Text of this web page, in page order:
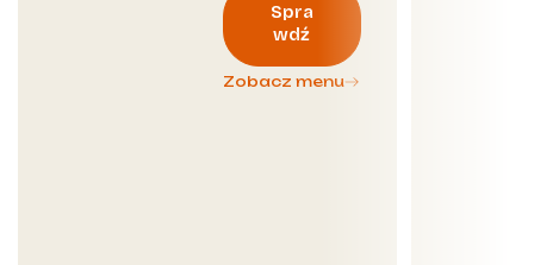
Spra
wdź
Zobacz menu